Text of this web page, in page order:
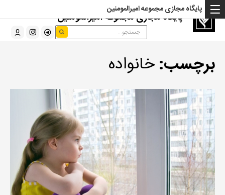
پایگاه مجازی مجموعه امیرالمومنین
پایگاه مجازی مجموعه امیرالمومنین
برچسب:خانواده